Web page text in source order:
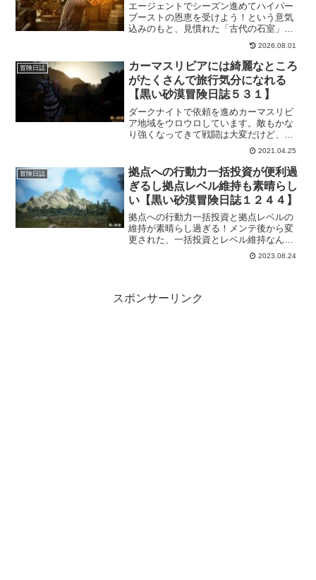
エージェントでシーズン進めてハイパー
ブーストの恩恵を受けよう！という意気
込みのもと、見慣れた「古代の石室」か
ら始めました。エージェントがどんな攻
撃するのか試し打ちしてたら「あれ？」
ってなるところがあり気になって試して
たら時間経つの早かったｗ
2026.08.01
冒険日誌
カーマスリビアには綺麗なところ
がたくさんで旅行気分になれる
【黒い砂漠冒険日誌５３１】
ダークナイトで依頼を進めカーマスリビ
ア地域をウロウロしています。敵もかな
り強くなってきて戦闘は大変だけど、景
色のいいところが多く息抜きを兼ねてSS
撮ったりしてると、なんだか旅行してい
る気分になったり、途中、オーウェンの
話を聞いてたら姉妹みたいに見えてきて
微笑ましくなりました。
2021.04.25
冒険日誌
拠点への行動力一括投資が便利過
ぎるし拠点レベル維持も素晴らし
い【黒い砂漠冒険日誌１２４４】
拠点への行動力一括投資と拠点レベルの
維持が素晴らし過ぎる！メンテ後から変
更された、一括投資とレベル維持なんで
すが、ありがたいと心から思える素晴ら
しい機能でした。これからはイチイチキ
2023.08.24
スポンサーリンク